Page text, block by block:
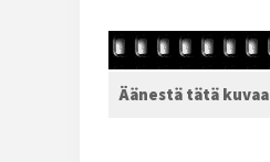
Äänestä tätä kuvaa